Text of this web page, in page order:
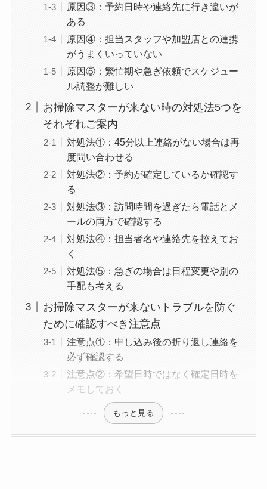
原因③：予約日時や連絡先に行き違いが
ある
原因④：担当スタッフや加盟店との連携
がうまくいっていない
原因⑤：繁忙期や急ぎ依頼でスケジュー
ル調整が難しい
お掃除マスターが来ない時の対処法5つを
それぞれご案内
対処法①：45分以上連絡がない場合は再
度問い合わせる
対処法②：予約が確定しているか確認す
る
対処法③：訪問時間を過ぎたら電話とメ
ールの両方で確認する
対処法④：担当者名や連絡先を控えてお
く
対処法⑤：急ぎの場合は日程変更や別の
手配も考える
お掃除マスターが来ないトラブルを防ぐ
ために確認すべき注意点
注意点①：申し込み後の折り返し連絡を
必ず確認する
注意点②：希望日時ではなく確定日時を
メモしておく
もっと見る